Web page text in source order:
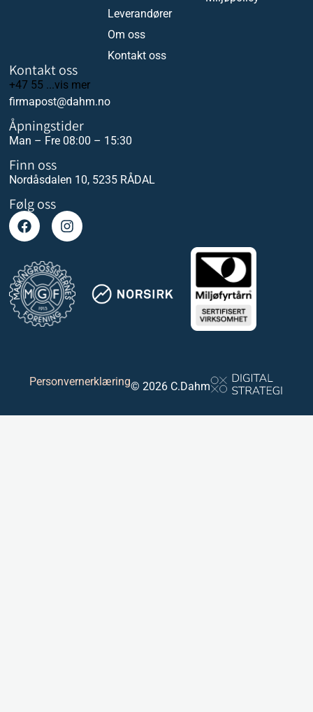
Leverandører
Om oss
Kontakt oss
Kontakt oss
+47 55 ...vis mer
firmapost@dahm.no
Åpningstider
Man – Fre 08:00 – 15:30
Finn oss
Nordåsdalen 10, 5235 RÅDAL
Følg oss
Personvernerklæring© 2026 C.Dahm